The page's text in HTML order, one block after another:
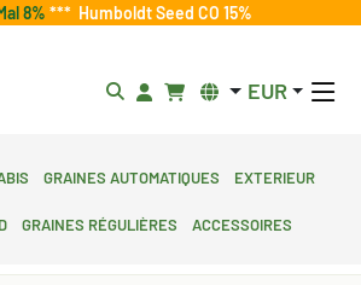
8% *** Humboldt Seed CO 15%
EUR
Graines automatiques
Exterieur
Graines régulières Accessoires